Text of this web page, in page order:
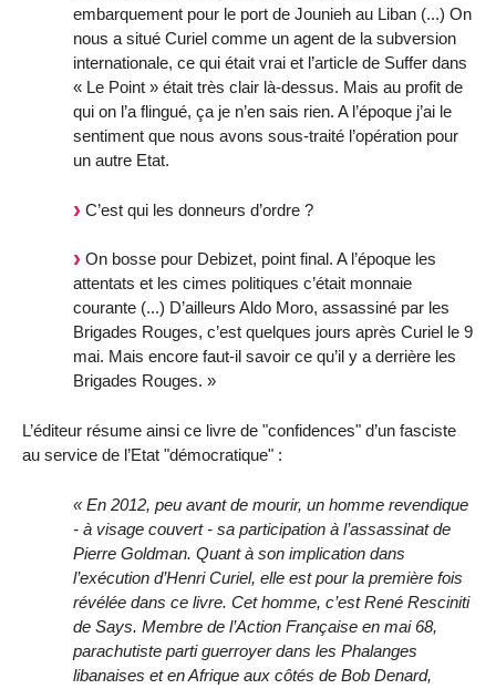
embarquement pour le port de Jounieh au Liban (...) On
nous a situé Curiel comme un agent de la subversion
internationale, ce qui était vrai et l’article de Suffer dans
« Le Point » était très clair là-dessus. Mais au profit de
qui on l’a flingué, ça je n’en sais rien. A l’époque j’ai le
sentiment que nous avons sous-traité l’opération pour
un autre Etat.
C’est qui les donneurs d’ordre ?
On bosse pour Debizet, point final. A l’époque les
attentats et les cimes politiques c’était monnaie
courante (...) D’ailleurs Aldo Moro, assassiné par les
Brigades Rouges, c’est quelques jours après Curiel le 9
mai. Mais encore faut-il savoir ce qu’il y a derrière les
Brigades Rouges. »
L’éditeur résume ainsi ce livre de "confidences" d’un fasciste
au service de l’Etat "démocratique" :
« En 2012, peu avant de mourir, un homme revendique
- à visage couvert - sa participation à l’assassinat de
Pierre Goldman. Quant à son implication dans
l’exécution d’Henri Curiel, elle est pour la première fois
révélée dans ce livre. Cet homme, c’est René Resciniti
de Says. Membre de l’Action Française en mai 68,
parachutiste parti guerroyer dans les Phalanges
libanaises et en Afrique aux côtés de Bob Denard,